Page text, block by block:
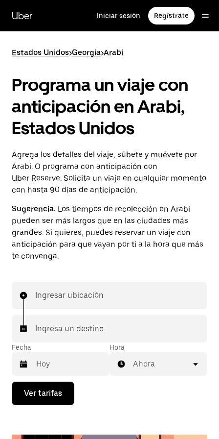
contenido
principal
Uber Iniciar sesión Regístrate
Estados Unidos>Georgia>Arabi
Programa un viaje con
anticipación en Arabi,
Estados Unidos
Agrega los detalles del viaje, súbete y muévete por
Arabi. O programa con anticipación con
Uber Reserve. Solicita un viaje en cualquier momento
con hasta 90 días de anticipación.
Sugerencia: Los tiempos de recolección en Arabi
pueden ser más largos que en las ciudades más
grandes. Si quieres, puedes reservar un viaje con
anticipación para que vayan por ti a la hora que más
te convenga.
Ingresar ubicación
Ingresa un destino
Fecha
Presiona
flecha
Hora
Ahora
Ver tarifas